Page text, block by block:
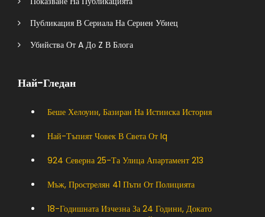
Публикация В Сериала На Сериен Убиец
Убийства От A До Z В Блога
Най-Гледан
Беше Хелоуин, Базиран На Истинска История
Най-Тъпият Човек В Света От Iq
924 Северна 25-Та Улица Апартамент 213
Мъж, Прострелян 41 Пъти От Полицията
18-Годишната Изчезна За 24 Години, Докато